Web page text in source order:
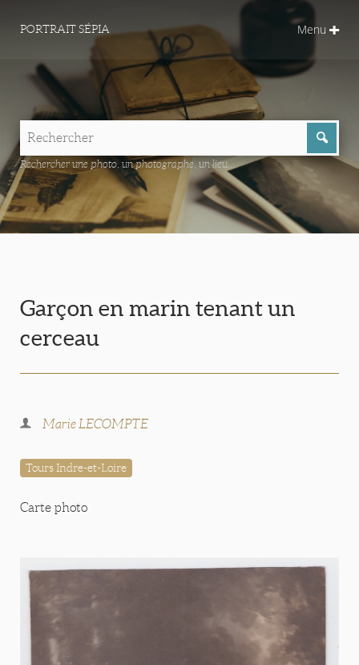
PORTRAIT SÉPIA Menu
Rechercher une photo, un photographe, un lieu...
Garçon en marin tenant un
cerceau
Marie LECOMPTE
Tours Indre-et-Loire
Carte photo